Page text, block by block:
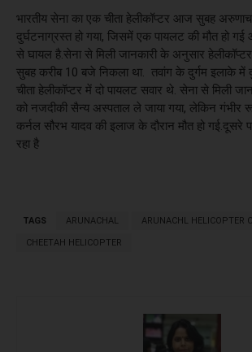
भारतीय सेना का एक चीता हेलीकॉप्टर आज सुबह
दुर्घटनाग्रस्त हो गया, जिसमें एक पायलट की मौत हो गई
से घायल है.सेना से मिली जानकारी के अनुसार
सुबह करीब 10 बजे निकला था. तवांग के दुर्गम इलाके में
चीता हेलीकॉप्टर में दो पायलट सवार थे. सेना से मिली
को नजदीकी सैन्य अस्पताल ले जाया गया, लेकिन गंभीर
कर्नल सौरभ यादव की इलाज के दौरान मौत हो
रहा है
TAGS ARUNACHAL ARUNACHL HELICOPTER
CHEETAH HELICOPTER